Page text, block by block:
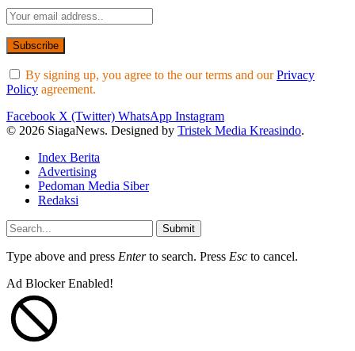
By signing up, you agree to the our terms and ourPrivacy
Policy agreement.
Facebook X (Twitter) WhatsApp Instagram
© 2026 SiagaNews. Designed by Tristek Media Kreasindo.
Index Berita
Advertising
Pedoman Media Siber
Redaksi
Submit
Type above and press Enterto search. Press Esc to cancel.
Ad Blocker Enabled!